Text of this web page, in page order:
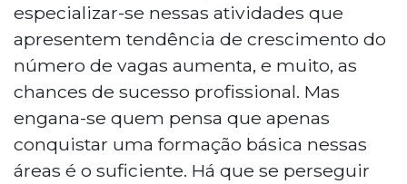
especializar-se nessas atividades que
apresentem tendência de crescimento do
número de vagas aumenta, e muito, as
chances de sucesso profissional. Mas
engana-se quem pensa que apenas
conquistar uma formação básica nessas
áreas é o suficiente. Há que se perseguir